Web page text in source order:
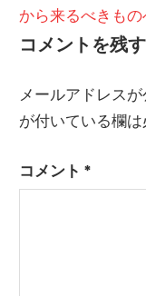
シ
ン
から来るべきも
コメントを残す
メールアドレス
が付いている欄
コメント*